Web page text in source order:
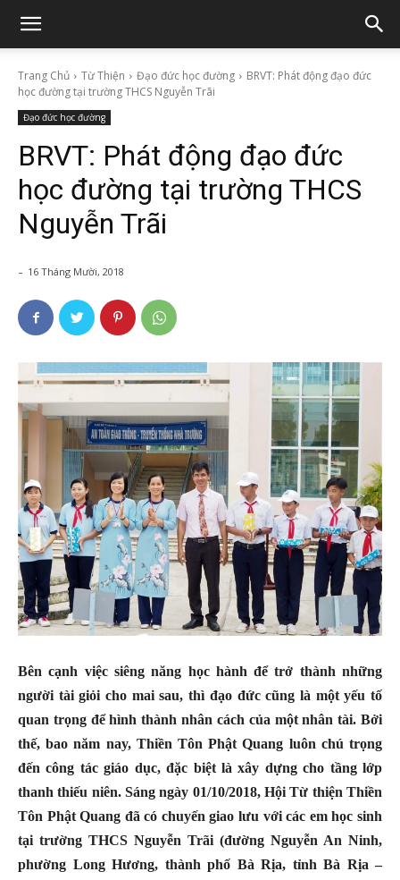
Trang Chủ Từ Thiện Đạo đức học đường
BRVT: Phát động đạo đức
học đường tại trường THCS Nguyễn Trãi
Đạo đức học đường
BRVT: Phát động đạo đức
học đường tại trường THCS
Nguyễn Trãi
- 16 Tháng Mười, 2018
Bên cạnh việc siêng năng học hành để trở thành những
người tài giỏi cho mai sau, thì đạo đức cũng là một yếu tố
quan trọng để hình thành nhân cách của một nhân tài. Bởi
thế, bao năm nay, Thiền Tôn Phật Quang luôn chú trọng
đến công tác giáo dục, đặc biệt là xây dựng cho tầng lớp
thanh thiếu niên. Sáng ngày 01/10/2018, Hội Từ thiện Thiền
Tôn Phật Quang đã có chuyến giao lưu với các em học sinh
tại trường THCS Nguyễn Trãi (đường Nguyễn An Ninh,
phường Long Hương, thành phố Bà Rịa, tỉnh Bà Rịa –